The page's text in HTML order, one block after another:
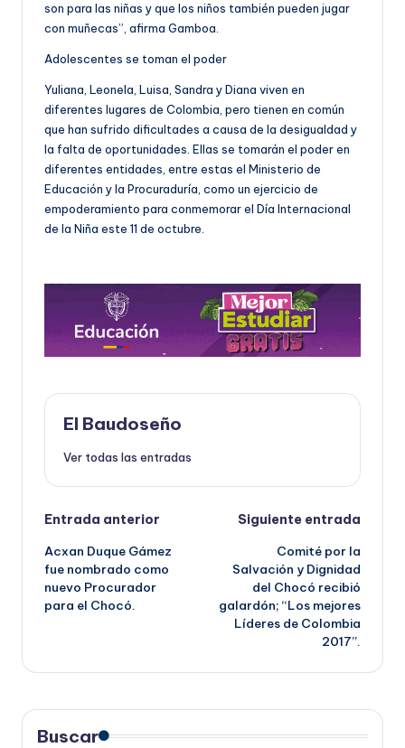
son para las niñas y que los niños también pueden jugar
con muñecas”, afirma Gamboa.
Adolescentes se toman el poder
Yuliana, Leonela, Luisa, Sandra y Diana viven en
diferentes lugares de Colombia, pero tienen en común
que han sufrido dificultades a causa de la desigualdad y
la falta de oportunidades. Ellas se tomarán el poder en
diferentes entidades, entre estas el Ministerio de
Educación y la Procuraduría, como un ejercicio de
empoderamiento para conmemorar el Día Internacional
de la Niña este 11 de octubre.
El Baudoseño
Ver todas las entradas
Navegación
de
entradas
Entrada anterior
Acxan Duque Gámez
fue nombrado como
nuevo Procurador
para el Chocó.
Siguiente entrada
Comité por la
Salvación y Dignidad
del Chocó recibió
galardón; “Los mejores
Líderes de Colombia
2017”.
Buscar